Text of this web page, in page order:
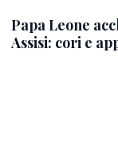
Papa Leone
Assisi: cori e